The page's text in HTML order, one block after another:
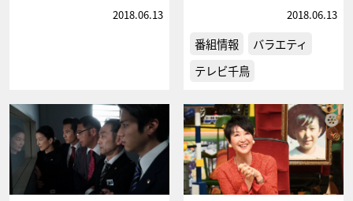
2018.06.13 2018.06.13
番組情報
バラエティ
テレビ千鳥